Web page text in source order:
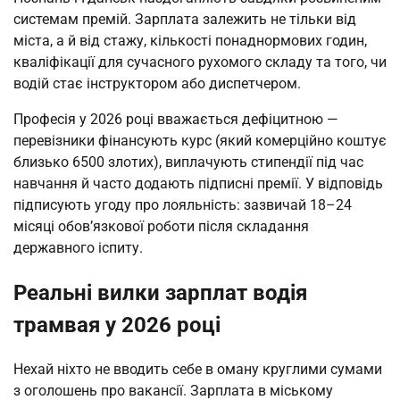
системам премій. Зарплата залежить не тільки від
міста, а й від стажу, кількості понаднормових годин,
кваліфікації для сучасного рухомого складу та того, чи
водій стає інструктором або диспетчером.
Професія у 2026 році вважається дефіцитною —
перевізники фінансують курс (який комерційно коштує
близько 6500 злотих), виплачують стипендії під час
навчання й часто додають підписні премії. У відповідь
підписують угоду про лояльність: зазвичай 18–24
місяці обов’язкової роботи після складання
державного іспиту.
Реальні вилки зарплат водія
трамвая у 2026 році
Нехай ніхто не вводить себе в оману круглими сумами
з оголошень про вакансії. Зарплата в міському